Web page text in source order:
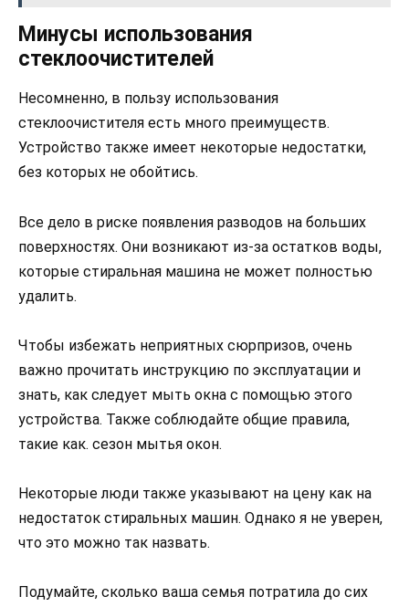
Минусы использования
стеклоочистителей
Несомненно, в пользу использования
стеклоочистителя есть много преимуществ.
Устройство также имеет некоторые недостатки,
без которых не обойтись.
Все дело в риске появления разводов на больших
поверхностях. Они возникают из-за остатков воды,
которые стиральная машина не может полностью
удалить.
Чтобы избежать неприятных сюрпризов, очень
важно прочитать инструкцию по эксплуатации и
знать, как следует мыть окна с помощью этого
устройства. Также соблюдайте общие правила,
такие как. сезон мытья окон.
Некоторые люди также указывают на цену как на
недостаток стиральных машин. Однако я не уверен,
что это можно так назвать.
Подумайте, сколько ваша семья потратила до сих